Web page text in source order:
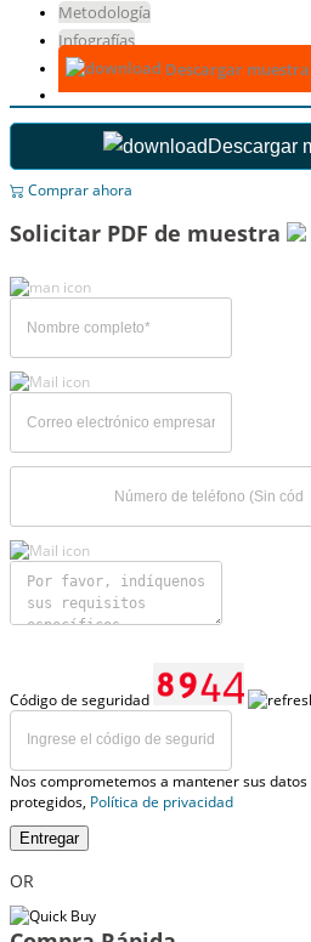
Metodología
Infografías
Descargar
Descargar
Comprar ahora
Solicitar PDF de muestra
Código de seguridad
Nos comprometemos a mantener sus
protegidos, Política de privacidad
Entregar
OR